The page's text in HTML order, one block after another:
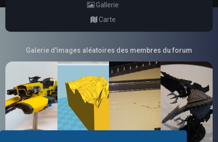
Gallerie
Carte
Galerie d'images aléatoires des membres du forum